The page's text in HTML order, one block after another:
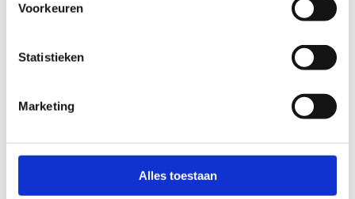
Voorkeuren
Statistieken
Marketing
Alles toestaan
Reserveren van een schaatsmoment is verplicht en
schaatsbaan.
Beschikbaarheid is beperkt en vol = vol. Sport
specifieke dagen of tijdstippen.
Bij het inwisselen van de voucher kunnen